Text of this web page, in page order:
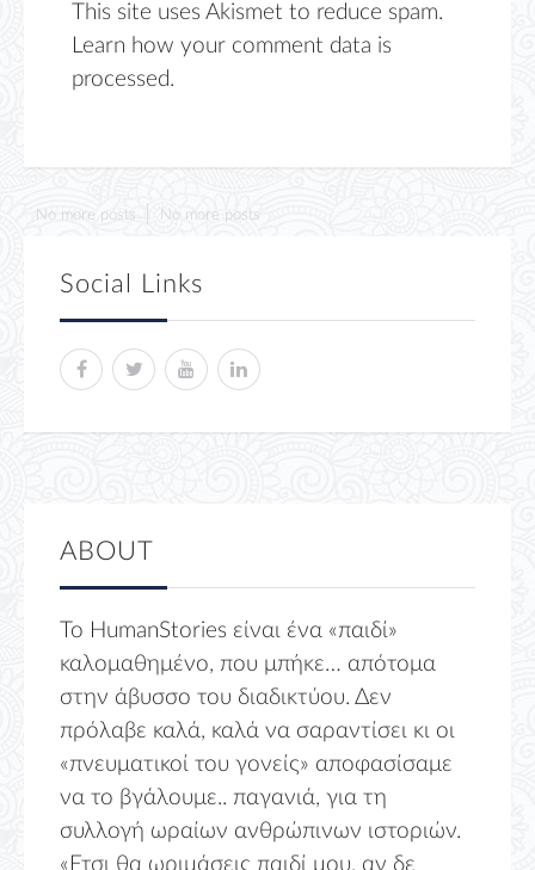
This site uses Akismet to reduce spam.
Learn how your comment data is
processed.
No more posts No more posts
Social Links
ABOUT
Το HumanStories είναι ένα «παιδί»
καλομαθημένο, που μπήκε… απότομα
στην άβυσσο του διαδικτύου. Δεν
πρόλαβε καλά, καλά να σαραντίσει κι οι
«πνευματικοί του γονείς» αποφασίσαμε
να το βγάλουμε.. παγανιά, για τη
συλλογή ωραίων ανθρώπινων ιστοριών.
«Ετσι θα ωριμάσεις παιδί μου, αν δε